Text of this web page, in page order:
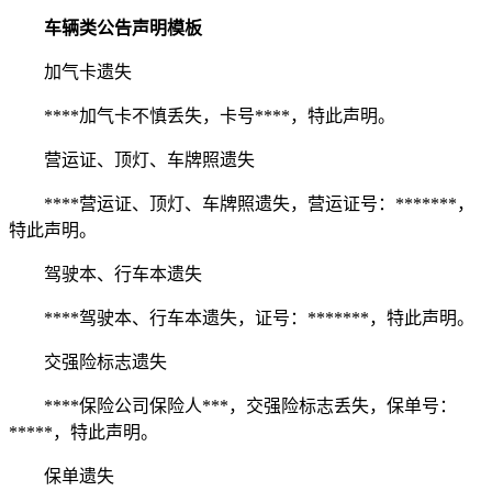
车辆类公告声明模板
加气卡遗失
****加气卡不慎丢失，卡号****，特此声明。
营运证、顶灯、车牌照遗失
****营运证、顶灯、车牌照遗失，营运证号：*******，
特此声明。
驾驶本、行车本遗失
****驾驶本、行车本遗失，证号：*******，特此声明。
交强险标志遗失
****保险公司保险人***，交强险标志丢失，保单号：
*****，特此声明。
保单遗失